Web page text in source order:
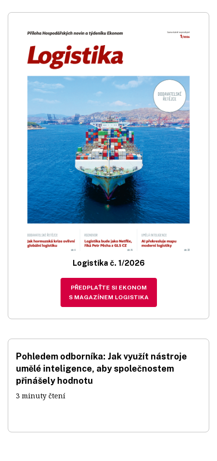
Logistika č. 1/2026
PŘEDPLAŤTE SI EKONOM
S MAGAZÍNEM LOGISTIKA
Pohledem odborníka: Jak využít nástroje
umělé inteligence, aby společnostem
přinášely hodnotu
3 minuty čtení